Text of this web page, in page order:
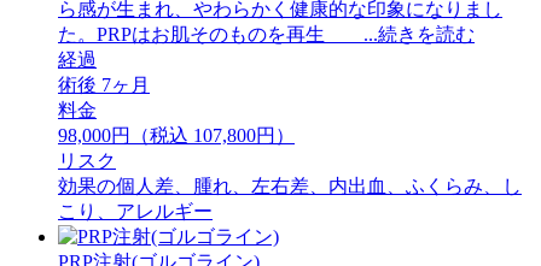
ら感が生まれ、やわらかく健康的な印象になりまし
た。PRPはお肌そのものを再生 ...続きを読む
経過
術後 7ヶ月
料金
98,000円（税込 107,800円）
リスク
効果の個人差、腫れ、左右差、内出血、ふくらみ、し
こり、アレルギー